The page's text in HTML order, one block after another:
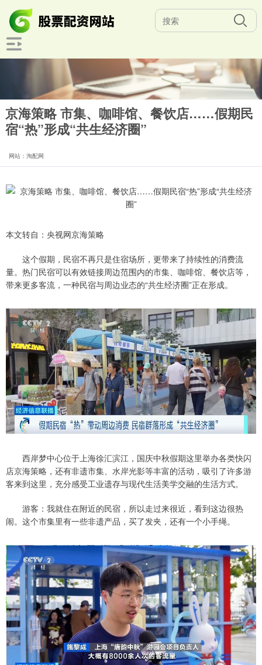
京海策略 市集、咖啡馆、餐饮店……假期民
宿“热”形成“共生经济圈”
网站：淘配网
本文转自：央视网京海策略
这个假期，民宿不再只是住宿场所，更带来了持续性的消费流
量。热门民宿可以有效链接周边范围内的市集、咖啡馆、餐饮店等，
带来更多客流，一种民宿与周边业态的“共生经济圈”正在形成。
西岸梦中心位于上海徐汇滨江，国庆中秋假期这里举办各类快闪
店京海策略，还有非遗市集、水岸光影等丰富的活动，吸引了许多游
客来到这里，充分感受工业遗存与现代生活美学交融的生活方式。
游客：我就住在附近的民宿，所以走过来很近，看到这边很热
闹。这个市集里有一些非遗产品，买了发夹，还有一个小手绳。